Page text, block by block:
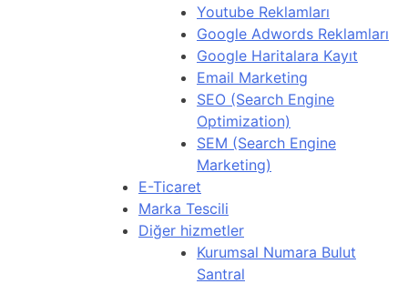
Youtube Reklamları
Google Adwords Reklamları
Google Haritalara Kayıt
Email Marketing
SEO (Search Engine
Optimization)
SEM (Search Engine
Marketing)
E-Ticaret
Marka Tescili
Diğer hizmetler
Kurumsal Numara Bulut
Santral